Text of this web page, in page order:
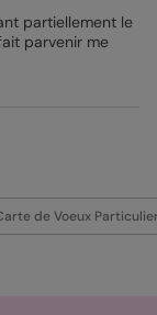
partiellement le
parvenir me
de Voeux